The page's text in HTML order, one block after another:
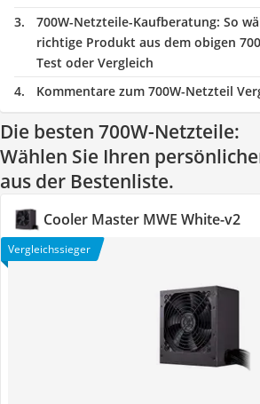
700W-Netzteile-Kaufberatung: So
richtige Produkt aus dem obigen
Test oder Vergleich
Kommentare zum 700W-Netzteil
Die besten 700W-Netzteile:
Wählen Sie Ihren
aus der Bestenliste.
Cooler Master MWE White-v2
Vergleichssieger